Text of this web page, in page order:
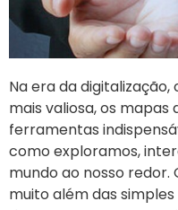
Na era da
mais valiosa, os
ferramentas
como exploramos,
mundo ao nosso redor.
muito além das